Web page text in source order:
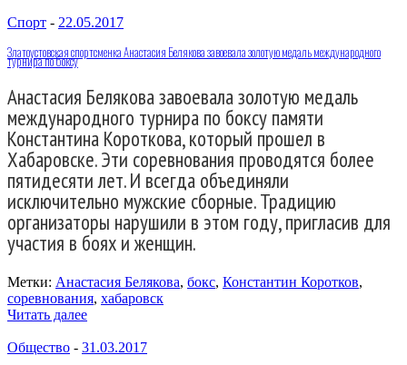
Спорт - 22.05.2017
Златоустовская спортсменка Анастасия Белякова завоевала золотую медаль международного
турнира по боксу
Анастасия Белякова завоевала золотую медаль
международного турнира по боксу памяти
Константина Короткова, который прошел в
Хабаровске. Эти соревнования проводятся более
пятидесяти лет. И всегда объединяли
исключительно мужские сборные. Традицию
организаторы нарушили в этом году, пригласив для
участия в боях и женщин.
Метки: Анастасия Белякова, бокс, Константин Коротков,
соревнования, хабаровск
Читать далее
Общество - 31.03.2017